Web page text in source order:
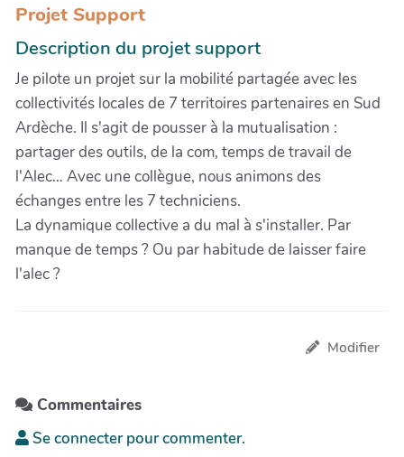
Projet Support
Description du projet support
Je pilote un projet sur la mobilité partagée avec les
collectivités locales de 7 territoires partenaires en Sud
Ardèche. Il s'agit de pousser à la mutualisation :
partager des outils, de la com, temps de travail de
l'Alec… Avec une collègue, nous animons des
échanges entre les 7 techniciens.
La dynamique collective a du mal à s'installer. Par
manque de temps ? Ou par habitude de laisser faire
l'alec ?
Modifier
Commentaires
Se connecter pour commenter.